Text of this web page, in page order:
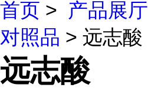
首页 > 产品展厅
对照品 > 远志酸
远志酸